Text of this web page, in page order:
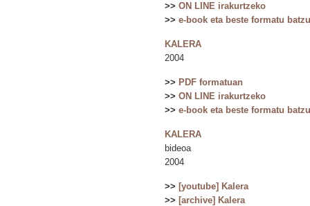
>> ON LINE irakurtzeko
>> e-book eta beste formatu
KALERA
2004
>> PDF formatuan
>> ON LINE irakurtzeko
>> e-book eta beste formatu
KALERA
bideoa
2004
>> [youtube] Kalera
>> [archive] Kalera